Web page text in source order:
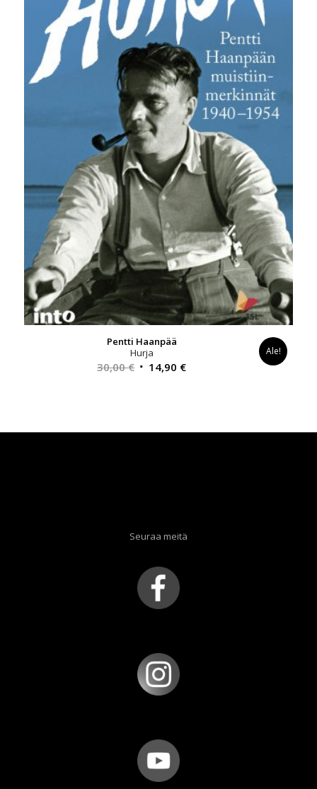
Pentti Haanpää
Hurja
30,00€ Alkuperäinen
14,90 €Nykyinen
Ale!
Seuraa meitä